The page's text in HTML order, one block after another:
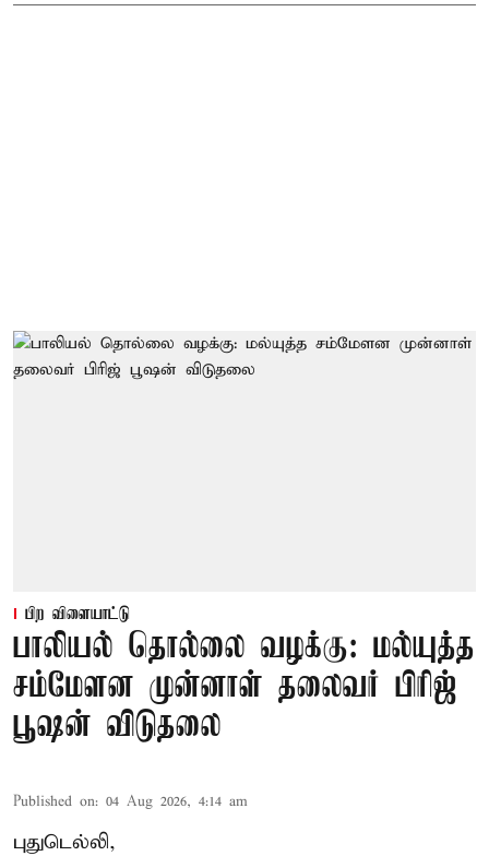
பிற விளையாட்டு
பாலியல் தொல்லை வழக்கு: மல்யுத்த
சம்மேளன முன்னாள் தலைவர் பிரிஜ்
பூஷன் விடுதலை
Published on: 04 Aug 2026, 4:14 am
புதுடெல்லி,